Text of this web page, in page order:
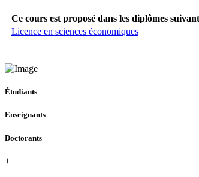
Ce cours est proposé dans les diplômes
Licence en sciences économiques
Étudiants
Enseignants
Doctorants
+